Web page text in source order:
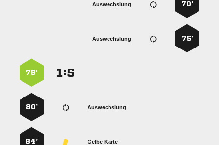
70’
Auswechslung
75’
Auswechslung
:
75’
Auswechslung
80’
Gelbe Karte
84’